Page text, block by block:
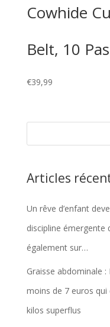
Cowhide
Belt, 10
€39,99
Articles
Un rêve d’enfant
discipline émergente
également sur…
Graisse abdominale
moins de 7 euros
kilos superflus